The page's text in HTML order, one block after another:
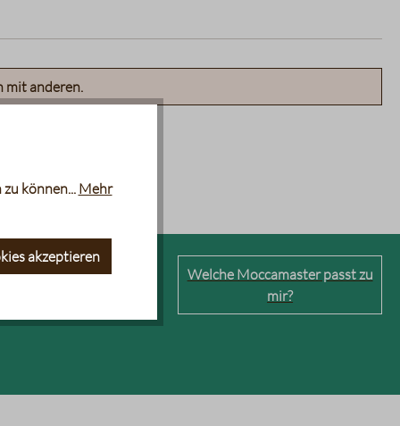
mit anderen.
Welche Moccamaster passt zu
mir?
können... Mehr
akzeptieren